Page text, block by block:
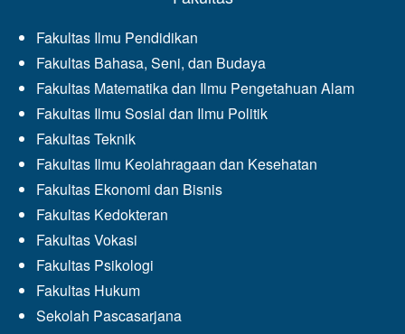
Fakultas Ilmu Pendidikan
Fakultas Bahasa, Seni, dan Budaya
Fakultas Matematika dan Ilmu Pengetahuan Alam
Fakultas Ilmu Sosial dan Ilmu Politik
Fakultas Teknik
Fakultas Ilmu Keolahragaan dan Kesehatan
Fakultas Ekonomi dan Bisnis
Fakultas Kedokteran
Fakultas Vokasi
Fakultas Psikologi
Fakultas Hukum
Sekolah Pascasarjana